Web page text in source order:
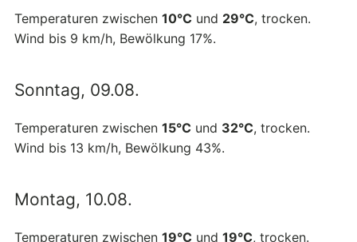
Temperaturen zwischen 10°C und 29°C, trocken.
Wind bis 9 km/h, Bewölkung 17%.
Sonntag, 09.08.
Temperaturen zwischen 15°C und 32°C, trocken.
Wind bis 13 km/h, Bewölkung 43%.
Montag, 10.08.
Temperaturen zwischen 19°C und 19°C, trocken.